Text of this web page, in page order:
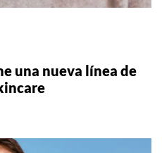
una nueva línea de